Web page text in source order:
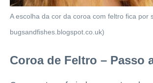
A escolha da cor da coroa com feltro fica por
bugsandfishes.blogspot.co.uk)
Coroa de Feltro – Passo